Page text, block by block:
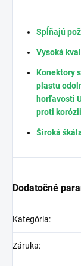
Spĺňajú
Vysoká
Konektory
plastu
horľavosti
proti korózii
Široká
Dodatočné
Kategória:
Záruka: